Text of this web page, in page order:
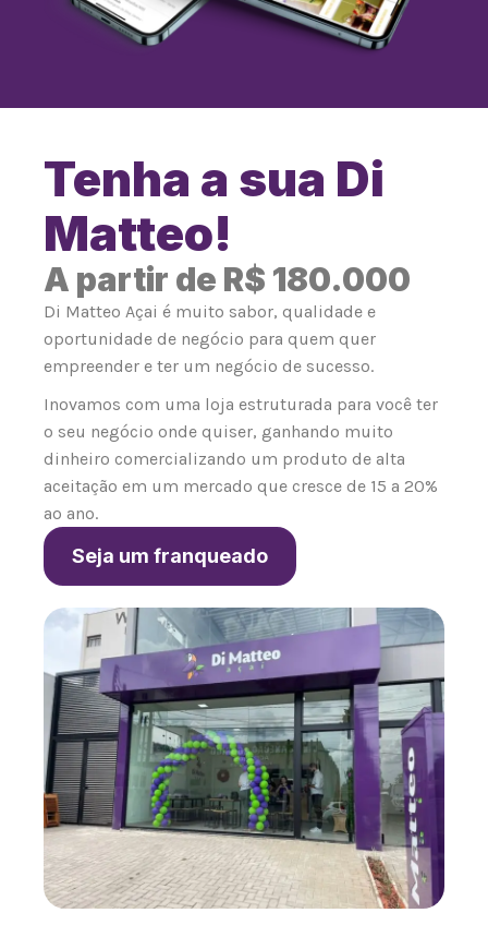
Tenha a sua Di
Matteo!
A partir de R$ 180.000
Di Matteo Açai é muito sabor, qualidade e
oportunidade de negócio para quem quer
empreender e ter um negócio de sucesso.
Inovamos com uma loja estruturada para você ter
o seu negócio onde quiser, ganhando muito
dinheiro comercializando um produto de alta
aceitação em um mercado que cresce de 15 a 20%
ao ano.
Seja um franqueado